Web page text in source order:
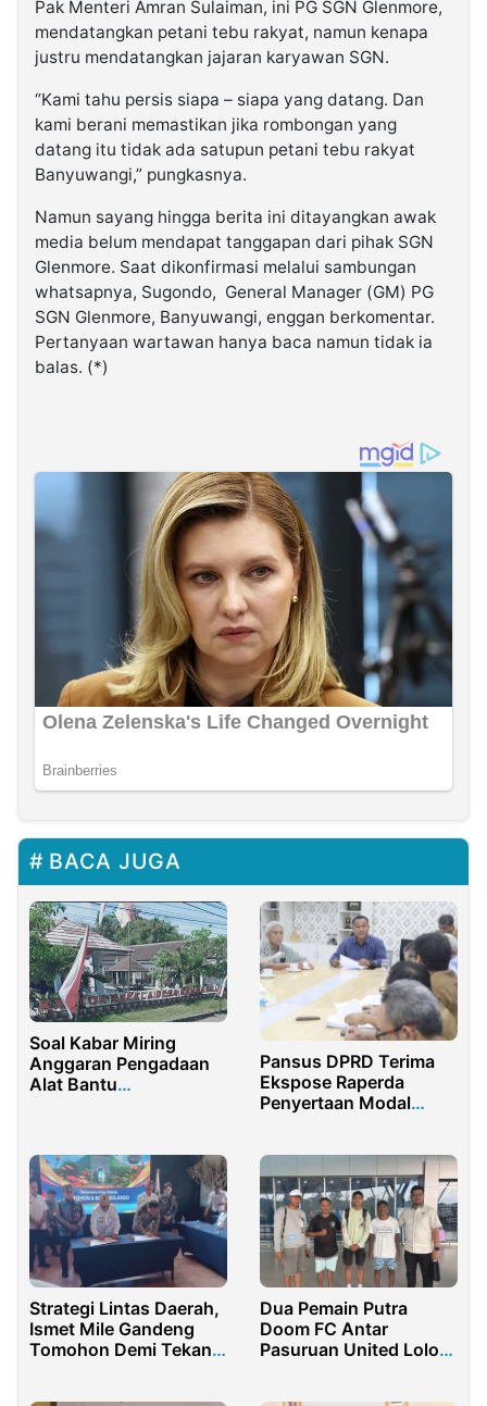
Pak Menteri Amran Sulaiman, ini PG SGN Glenmore,
mendatangkan petani tebu rakyat, namun kenapa
justru mendatangkan jajaran karyawan SGN.
“Kami tahu persis siapa – siapa yang datang. Dan
kami berani memastikan jika rombongan yang
datang itu tidak ada satupun petani tebu rakyat
Banyuwangi,” pungkasnya.
Namun sayang hingga berita ini ditayangkan awak
media belum mendapat tanggapan dari pihak SGN
Glenmore. Saat dikonfirmasi melalui sambungan
whatsapnya, Sugondo, General Manager (GM) PG
SGN Glenmore, Banyuwangi, enggan berkomentar.
Pertanyaan wartawan hanya baca namun tidak ia
balas. (*)
BACA JUGA
Soal Kabar Miring
Anggaran Pengadaan
Alat Bantu
Pansus DPRD Terima
Ekspose Raperda
Penyertaan Modal
Strategi Lintas Daerah,
Ismet Mile Gandeng
Tomohon Demi Tekan
Dua Pemain Putra
Doom FC Antar
Pasuruan United Lolos